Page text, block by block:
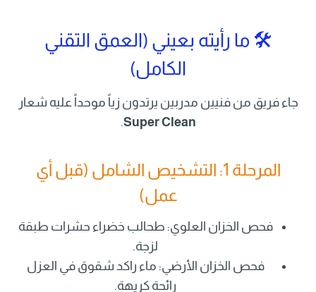
🛠️ ما رأيته بعيني (العمق التقني
الكامل)
جاء فريق من فنيين مدربين يرتدون زياً موحداً عليه شعار
Super Clean
.
المرحلة 1: التشخيص الشامل (قبل أي
عمل)
فحص الخزان العلوي: طحالب خضراء حشرات طبقة
لزجة.
فحص الخزان الأرضي: ماء راكد شقوق في العزل
رائحة كريهة.